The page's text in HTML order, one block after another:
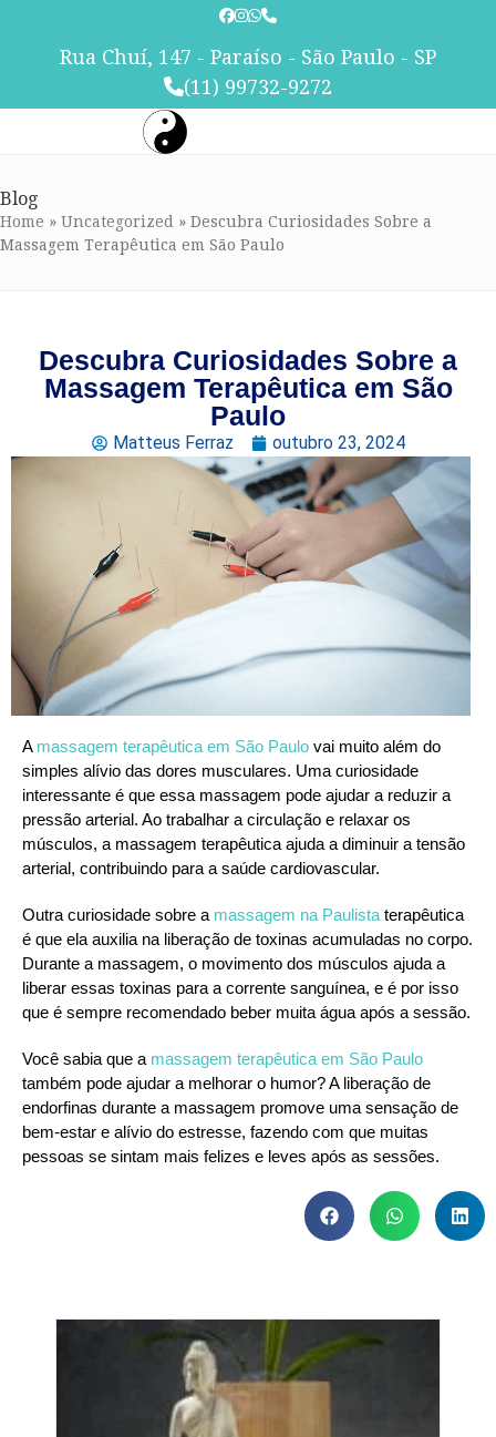
contentRua Chuí, 147 - Paraíso - São Paulo - SP
(11) 99732-9272
Blog
Home » Uncategorized » Descubra Curiosidades Sobre a
Massagem Terapêutica em São Paulo
Descubra Curiosidades Sobre a
Massagem Terapêutica em São
Paulo
Matteus Ferraz outubro 23, 2024
A massagem terapêutica em São Paulo vai muito além do
simples alívio das dores musculares. Uma curiosidade
interessante é que essa massagem pode ajudar a reduzir a
pressão arterial. Ao trabalhar a circulação e relaxar os
músculos, a massagem terapêutica ajuda a diminuir a tensão
arterial, contribuindo para a saúde cardiovascular.
Outra curiosidade sobre a massagem na Paulista terapêutica
é que ela auxilia na liberação de toxinas acumuladas no corpo.
Durante a massagem, o movimento dos músculos ajuda a
liberar essas toxinas para a corrente sanguínea, e é por isso
que é sempre recomendado beber muita água após a sessão.
Você sabia que a massagem terapêutica em São Paulo
também pode ajudar a melhorar o humor? A liberação de
endorfinas durante a massagem promove uma sensação de
bem-estar e alívio do estresse, fazendo com que muitas
pessoas se sintam mais felizes e leves após as sessões.